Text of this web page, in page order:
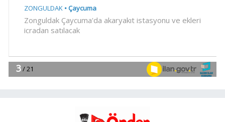
19:02Yakıt barcı filosuna iki yeni
18:49